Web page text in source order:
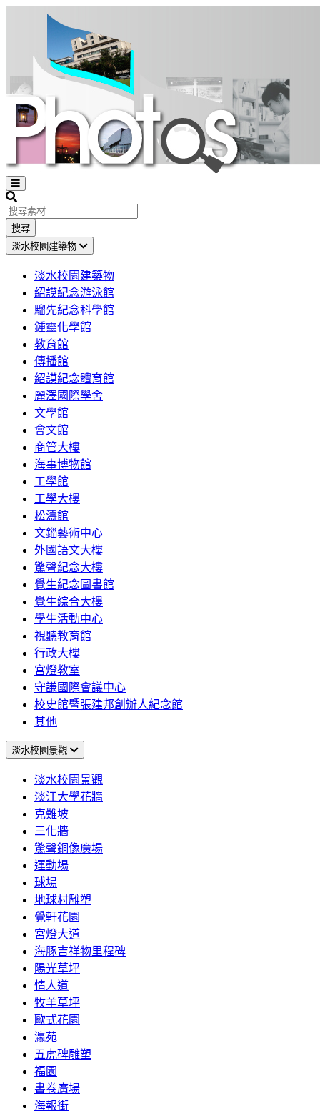
Open
sidebar
Search
搜尋
淡水校園建築物
淡水校園建築物
紹謨紀念游泳館
騮先紀念科學館
鍾靈化學館
教育館
傳播館
紹謨紀念體育館
麗澤國際學舍
文學館
會文館
商管大樓
海事博物館
工學館
工學大樓
松濤館
文錙藝術中心
外國語文大樓
驚聲紀念大樓
覺生紀念圖書館
覺生綜合大樓
學生活動中心
視聽教育館
行政大樓
宮燈教室
守謙國際會議中心
校史館暨張建邦創辦人紀念館
其他
淡水校園景觀
淡水校園景觀
淡江大學花牆
克難坡
三化牆
驚聲銅像廣場
運動場
球場
地球村雕塑
覺軒花園
宮燈大道
海豚吉祥物里程碑
陽光草坪
情人道
牧羊草坪
歐式花園
瀛苑
五虎碑雕塑
福園
書卷廣場
海報街